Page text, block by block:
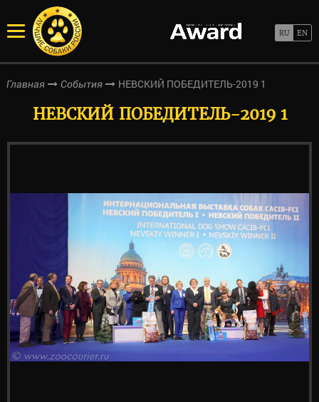
Главная События НЕВСКИЙ ПОБЕДИТЕЛЬ-2019 1
НЕВСКИЙ ПОБЕДИТЕЛЬ-2019 1